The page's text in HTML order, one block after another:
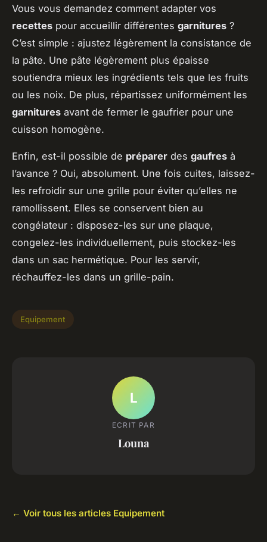
Vous vous demandez comment adapter vos
recettes pour accueillir différentes garnitures ?
C’est simple : ajustez légèrement la consistance de
la pâte. Une pâte légèrement plus épaisse
soutiendra mieux les ingrédients tels que les fruits
ou les noix. De plus, répartissez uniformément les
garnitures avant de fermer le gaufrier pour une
cuisson homogène.
Enfin, est-il possible de préparer des gaufres à
l’avance ? Oui, absolument. Une fois cuites, laissez-
les refroidir sur une grille pour éviter qu’elles ne
ramollissent. Elles se conservent bien au
congélateur : disposez-les sur une plaque,
congelez-les individuellement, puis stockez-les
dans un sac hermétique. Pour les servir,
réchauffez-les dans un grille-pain.
Equipement
L
ECRIT PAR
Louna
← Voir tous les articles Equipement